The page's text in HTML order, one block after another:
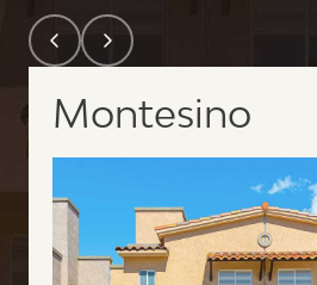
Montesino